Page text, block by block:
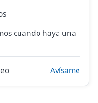
cuando haya una
Avísame